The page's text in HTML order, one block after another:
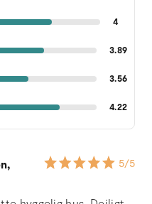
4
3.89
3.56
4.22
5/5